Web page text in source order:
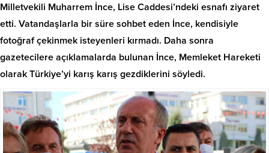
Milletvekili Muharrem İnce, Lise Caddesi’ndeki esnafı ziyaret
etti. Vatandaşlarla bir süre sohbet eden İnce, kendisiyle
fotoğraf çekinmek isteyenleri kırmadı. Daha sonra
gazetecilere açıklamalarda bulunan İnce, Memleket Hareketi
olarak Türkiye’yi karış karış gezdiklerini söyledi.